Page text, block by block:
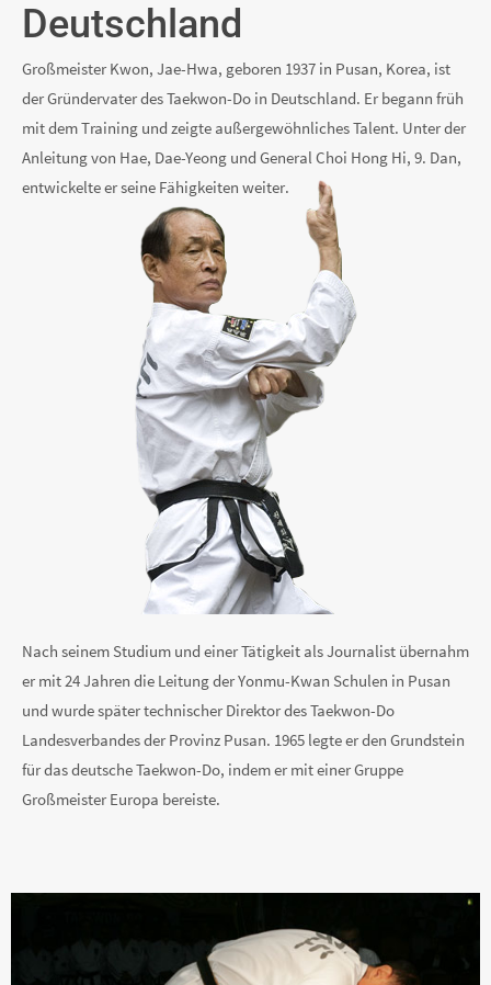
Deutschland
Großmeister Kwon, Jae-Hwa, geboren 1937 in Pusan, Korea, ist
der Gründer­vater des Taekwon-Do in Deutsch­land. Er begann früh
mit dem Training und zeigte außer­gewöhn­liches Talent. Unter der
Anleitung von Hae, Dae-Yeong und General Choi Hong Hi, 9. Dan,
entwickelte er seine Fähigkeiten weiter.
Nach seinem Studium und einer Tätigkeit als Journalist übernahm
er mit 24 Jahren die Leitung der Yonmu-Kwan Schulen in Pusan
und wurde später technischer Direktor des Taekwon-Do
Landesverbandes der Provinz Pusan. 1965 legte er den Grundstein
für das deutsche Taekwon-Do, indem er mit einer Gruppe
Großmeister Europa bereiste.